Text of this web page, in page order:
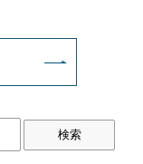
検索